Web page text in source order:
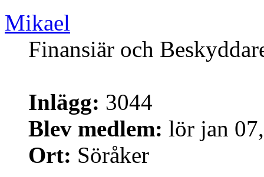
Mikael
Finansiär och
Inlägg: 3044
Blev medlem: lör jan
Ort: Söråker